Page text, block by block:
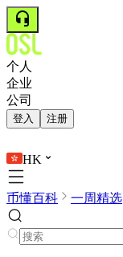
个人
企业
公司
登入 注册
HK
币懂百科 一周精选